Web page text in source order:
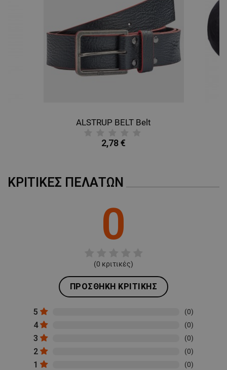
ALSTRUP BELT Belt
2,78 €
ΚΡΙΤΙΚΈΣ ΠΕΛΑΤΏΝ
0
(0 κριτικές)
ΠΡΟΣΘΉΚΗ ΚΡΙΤΙΚΉΣ
5 (0)
4 (0)
3 (0)
2 (0)
1 (0)